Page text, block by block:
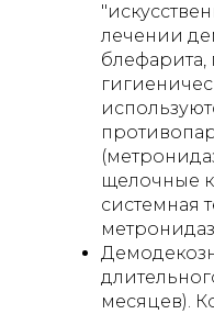
лечении
щелочные
системная
месяцев).